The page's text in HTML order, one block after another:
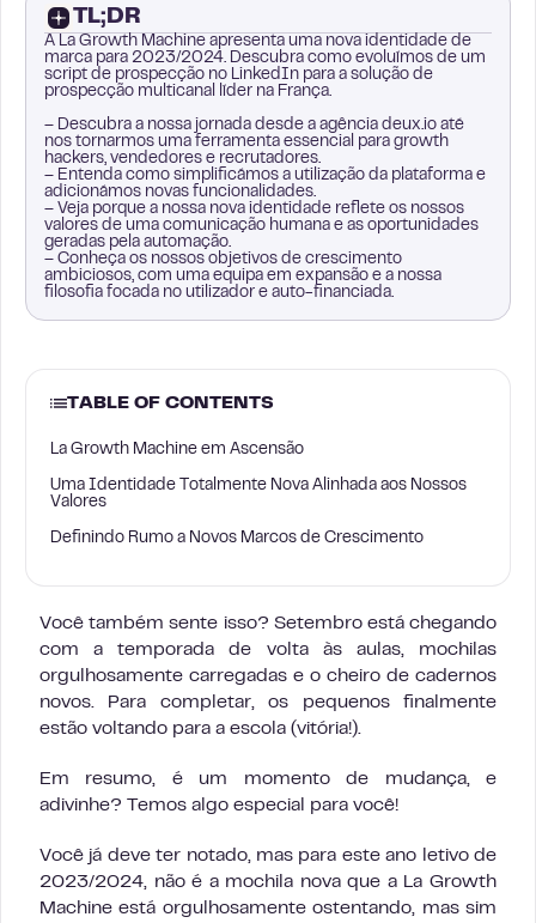
TL;DR
A La Growth Machine apresenta uma nova identidade de
marca para 2023/2024. Descubra como evoluímos de um
script de prospecção no LinkedIn para a solução de
prospecção multicanal líder na França.
– Descubra a nossa jornada desde a agência deux.io até
nos tornarmos uma ferramenta essencial para growth
hackers, vendedores e recrutadores.
– Entenda como simplificámos a utilização da plataforma e
adicionámos novas funcionalidades.
– Veja porque a nossa nova identidade reflete os nossos
valores de uma comunicação humana e as oportunidades
geradas pela automação.
– Conheça os nossos objetivos de crescimento
ambiciosos, com uma equipa em expansão e a nossa
filosofia focada no utilizador e auto-financiada.
TABLE OF CONTENTS
La Growth Machine em Ascensão
Uma Identidade Totalmente Nova Alinhada aos Nossos
Valores
Definindo Rumo a Novos Marcos de Crescimento
Você também sente isso? Setembro está chegando
com a temporada de volta às aulas, mochilas
orgulhosamente carregadas e o cheiro de cadernos
novos. Para completar, os pequenos finalmente
estão voltando para a escola (vitória!).
Em resumo, é um momento de mudança, e
adivinhe? Temos algo especial para você!
Você já deve ter notado, mas para este ano letivo de
2023/2024, não é a mochila nova que a La Growth
Machine está orgulhosamente ostentando, mas sim